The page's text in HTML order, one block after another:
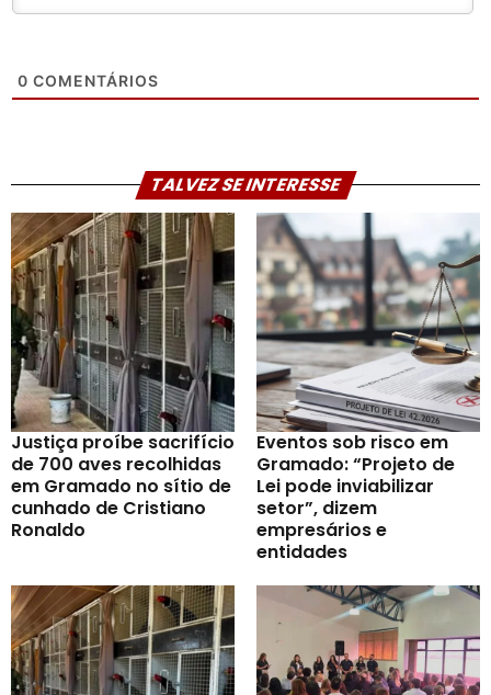
0 COMENTÁRIOS
TALVEZ SE INTERESSE
Justiça proíbe sacrifício
de 700 aves recolhidas
em Gramado no sítio de
cunhado de Cristiano
Ronaldo
Eventos sob risco em
Gramado: “Projeto de
Lei pode inviabilizar
setor”, dizem
empresários e
entidades